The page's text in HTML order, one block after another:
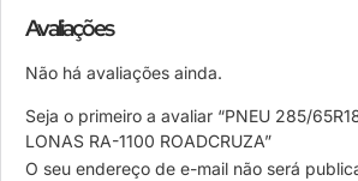
Avaliações
Não há avaliações ainda.
Seja o primeiro a avaliar “PNEU 285/
LONAS RA-1100 ROADCRUZA”
O seu endereço de e-mail não será